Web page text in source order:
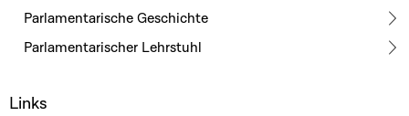
Parlamentarische Geschichte
Parlamentarischer Lehrstuhl
Links